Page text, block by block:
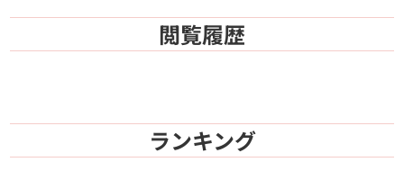
閲覧履歴
ランキング